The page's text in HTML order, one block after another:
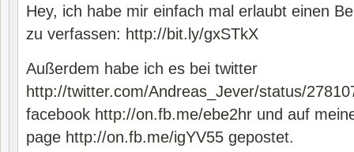
Hey, ich habe mir einfach mal erlaubt einen
zu verfassen: http://bit.ly/gxSTkX
Außerdem habe ich es bei twitter
http://twitter.com/Andreas_Jever/status/
facebook http://on.fb.me/ebe2hr und auf
page http://on.fb.me/igYV55 gepostet.